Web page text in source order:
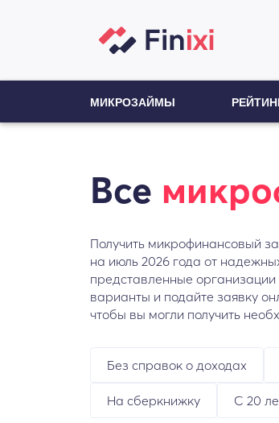
МИКРОЗАЙМЫ
Все
Получить микрофинансовый
на июль 2026 года от
представленные
варианты и подайте заявку
чтобы вы могли получить
Без справок о доходах
На сберкнижку С 20